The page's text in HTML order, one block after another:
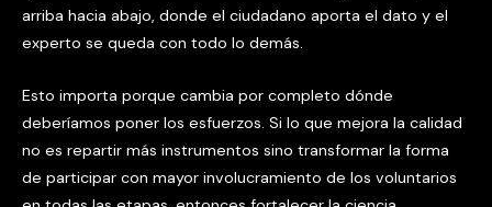
arriba hacia abajo, donde el ciudadano aporta el dato y el
experto se queda con todo lo demás.
Esto importa porque cambia por completo dónde
deberíamos poner los esfuerzos. Si lo que mejora la calidad
no es repartir más instrumentos sino transformar la forma
de participar con mayor involucramiento de los voluntarios